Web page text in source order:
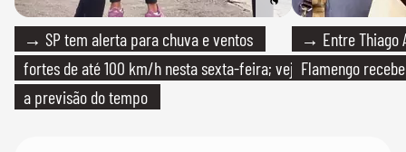
→ SP tem alerta para chuva e ventos
fortes de até 100 km/h nesta sexta-feira; veja
a previsão do tempo
→ Entre Thiago
Flamengo